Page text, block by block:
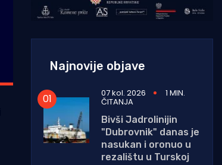
Najnovije objave
07 kol. 2026 1 MIN.
ČITANJA
Bivši Jadrolinijin
"Dubrovnik" danas je
nasukan i oronuo u
rezalištu u Turskoj